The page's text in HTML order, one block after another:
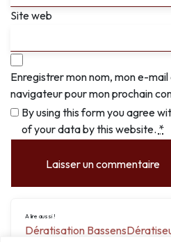
Site web
Enregistrer mon nom, mon e-
navigateur pour mon prochain
By using this form you agree
of your data by this website. *
A lire aussi !
Dératisation Bassens